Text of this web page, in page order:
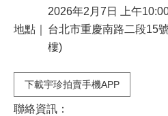
2026年2月7日 上午
地點｜
台北市重慶南路二段15
樓)
下載宇珍拍賣手機APP
聯絡資訊：